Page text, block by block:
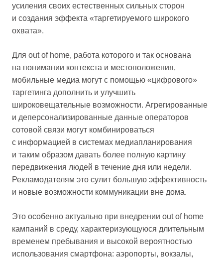
усиления своих естественных сильных сторон
и создания эффекта «таргетируемого широкого
охвата».
Для out of home, работа которого и так основана
на понимании контекста и местоположения,
мобильные медиа могут с помощью «цифрового»
таргетинга дополнить и улучшить
широковещательные возможности. Агрегированные
и деперсонализированные данные операторов
сотовой связи могут комбинироваться
с информацией в системах медиапланирования
и таким образом давать более полную картину
передвижения людей в течение дня или недели.
Рекламодателям это сулит большую эффективность
и новые возможности коммуникации вне дома.
Это особенно актуально при внедрении out of home
кампаний в среду, характеризующуюся длительным
временем пребывания и высокой вероятностью
использования смартфона: аэропорты, вокзалы,